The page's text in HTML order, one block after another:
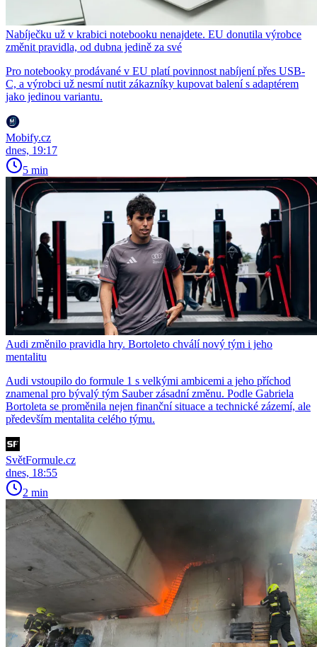
Nabíječku už v krabici notebooku nenajdete. EU donutila výrobce
změnit pravidla, od dubna jedině za své
Pro notebooky prodávané v EU platí povinnost nabíjení přes USB-
C, a výrobci už nesmí nutit zákazníky kupovat balení s adaptérem
jako jedinou variantu.
Mobify.cz
dnes, 19:17
5 min
Audi změnilo pravidla hry. Bortoleto chválí nový tým i jeho
mentalitu
Audi vstoupilo do formule 1 s velkými ambicemi a jeho příchod
znamenal pro bývalý tým Sauber zásadní změnu. Podle Gabriela
Bortoleta se proměnila nejen finanční situace a technické zázemí, ale
především mentalita celého týmu.
SvětFormule.cz
dnes, 18:55
2 min